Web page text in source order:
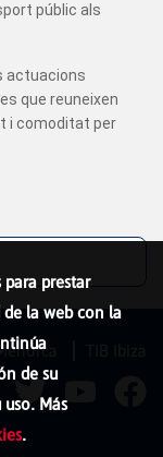
públic als
actuacions
que reuneixen
i comoditat per
prestar
la web con la
de su
Más
.